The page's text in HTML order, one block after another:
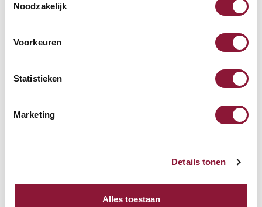
Noodzakelijk
Voorkeuren
Statistieken
Marketing
Details tonen
Alles toestaan
R-Go HE Break Maus -
R-Go Split Break QWERTY
(US) - Schwarz - Bluetooth
Drahtlos